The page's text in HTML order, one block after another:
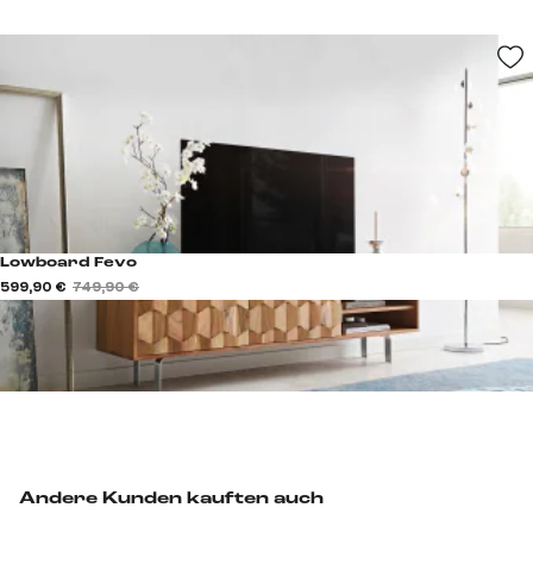
Andere Kunden kauften auch
Lowboard Fevo
599,90 € 749,90 €